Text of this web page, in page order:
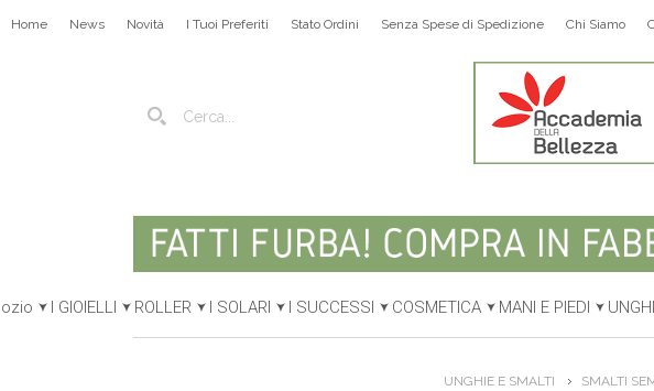
Home News Novità I Tuoi Preferiti Stato Ordini Senza Spese di Spedizione Chi Siamo
I GIOIELLI ROLLER I SOLARI I SUCCESSI COSMETICA MANI E PIEDI
UNGHIE E SMALTI SMALTI